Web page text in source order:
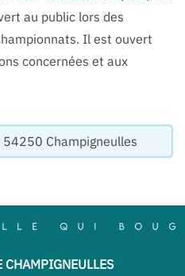
au public lors des
Il est ouvert
concernées et aux
54250 Champigneulles
CHAMPIGNEULLES